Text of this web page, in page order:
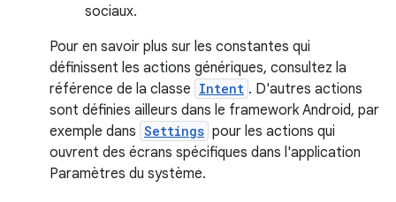
sociaux.
Pour en savoir plus sur les constantes qui
définissent les actions génériques, consultez la
référence de la classe Intent . D'autres actions
sont définies ailleurs dans le framework Android, par
exemple dans Settings pour les actions qui
ouvrent des écrans spécifiques dans l'application
Paramètres du système.